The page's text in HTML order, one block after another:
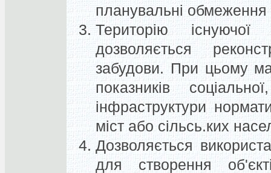
планувальні обмеження
Територію
дозволяється
забудови. При цьому
показників
інфраструктури
міст або сільсь.ких
Дозволяється
для створення